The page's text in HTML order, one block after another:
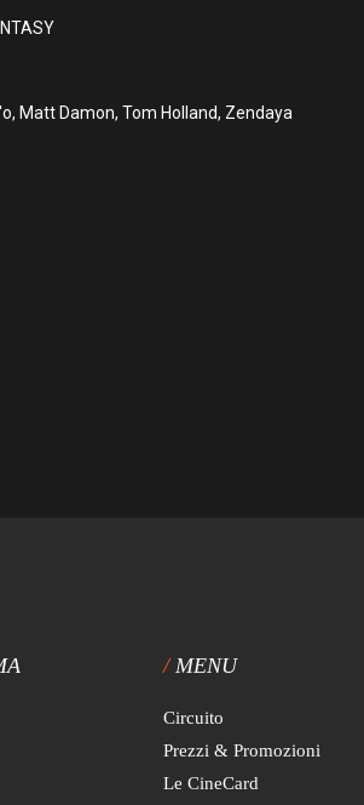
Matt Damon, Tom Holland, Zendaya
MENU
Circuito
Prezzi & Promozioni
Le CineCard